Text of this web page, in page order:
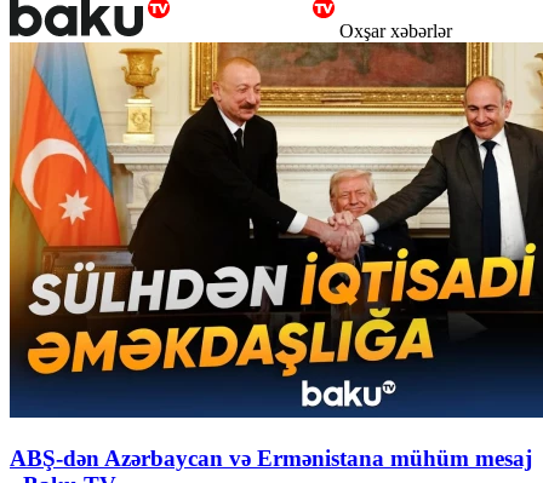
Oxşar xəbərlər
ABŞ-dən Azərbaycan və Ermənistana mühüm mesaj